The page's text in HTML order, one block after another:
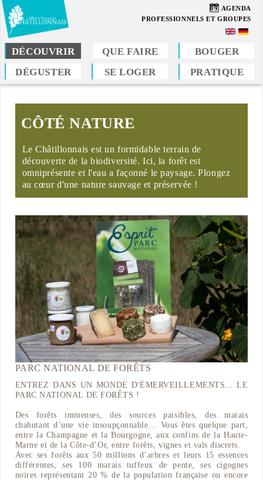
Aller
au
contenu
principal
09 AGENDA
PROFESSIONNELS ET GROUPES
DÉCOUVRIR QUE FAIRE
BOUGER
DÉGUSTER
SE LOGER PRATIQUE
Vous
êtes
CÔTÉ NATURE
Le Châtillonnais est un formidable terrain de
découverte de la biodiversité. Ici, la forêt est
omniprésente et l'eau a façonné le paysage. Plongez
au cœur d'une nature sauvage et préservée !
PARC NATIONAL DE FORÊTS
ENTREZ DANS UN MONDE D'ÉMERVEILLEMENTS... LE
PARC NATIONAL DE FORÊTS !
Des forêts immenses, des sources paisibles, des marais
chahutant d’une vie insoupçonnable… Vous êtes quelque part,
entre la Champagne et la Bourgogne, aux confins de la Haute-
Marne et de la Côte-d’Or, entre forêts, vignes et vals discrets.
Avec ses forêts aux 50 millions d’arbres et leurs 15 essences
différentes, ses 100 marais tuffeux de pente, ses cigognes
noires représentant 20 % de la population française ou encore